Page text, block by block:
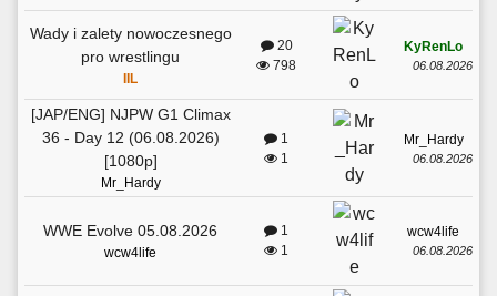
Wady i zalety nowoczesnego
pro wrestlingu
IIL
20
798
KyRenLo
06.08.2026
[JAP/ENG] NJPW G1 Climax
36 - Day 12 (06.08.2026)
[1080p]
Mr_Hardy
1
1
Mr_Hardy
06.08.2026
WWE Evolve 05.08.2026
wcw4life
1
1
wcw4life
06.08.2026